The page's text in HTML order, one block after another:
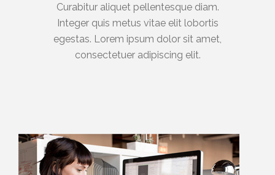
Curabitur aliquet pellentesque diam.
Integer quis metus vitae elit lobortis
egestas. Lorem ipsum dolor sit amet,
consectetuer adipiscing elit.